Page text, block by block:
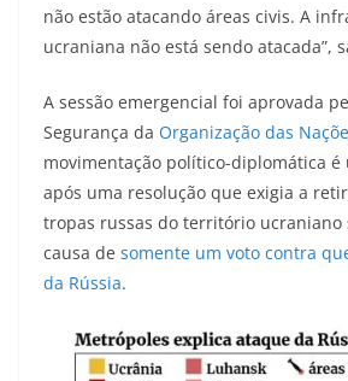
não estão atacando áreas civis. A
ucraniana não está sendo atacada”,
A sessão emergencial foi aprovada
Segurança da Organização das
movimentação político-diplomática é
após uma resolução que exigia a
tropas russas do território ucraniano
causa de somente um voto contra
da Rússia.